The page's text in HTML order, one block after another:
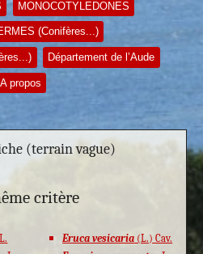
MONOCOTYLEDONES
(Conifères...)
Département de l’Aude
A propos
(terrain vague)
critère
L.
Eruca vesicaria (L.) Cav.